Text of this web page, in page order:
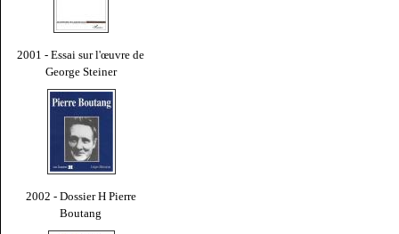
2001 - Essai sur l'œuvre de
George Steiner
2002 - Dossier H Pierre
Boutang